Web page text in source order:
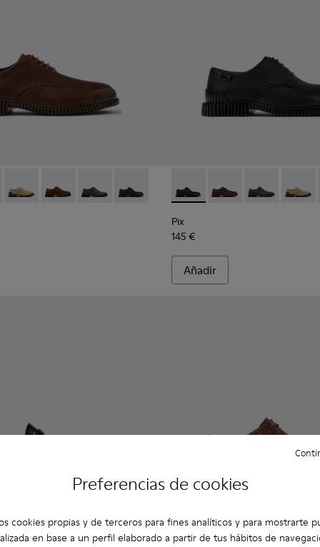
Preferencias de cookies
cookies propias y de terceros para fines analíticos y para mostrarte
en base a un perfil elaborado a partir de tus hábitos de
para hombre.
de piel negros para hombre.
010 - Zapatos de piel marrones para hombre.
008 - Zapatos de piel grises para hombre.
Pix - K101076-006
Pix - K101076-005 - Zapatos de ante marrones para
Pix - K101076-003
Pix - K101076-001 - Zapatos de piel
Pix - K101076-001 -
Pix - K101076-010 -
Pix - Pix -
Pix
145 €
Añadir